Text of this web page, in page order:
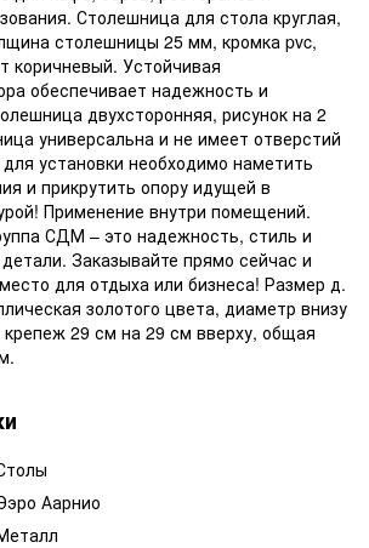
Столешница для стола круглая,
столешницы 25 мм, кромка pvc,
коричневый. Устойчивая
обеспечивает надежность и
двухсторонняя, рисунок на 2
универсальна и не имеет отверстий
установки необходимо наметить
и прикрутить опору идущей в
Применение внутри помещений.
СДМ – это надежность, стиль и
Заказывайте прямо сейчас и
для отдыха или бизнеса! Размер д.
золотого цвета, диаметр внизу
29 см на 29 см вверху, общая
Аарнио